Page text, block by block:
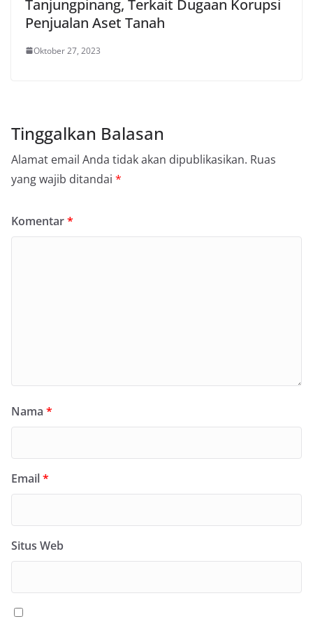
Tanjungpinang, Terkait Dugaan Korupsi
Penjualan Aset Tanah
Oktober 27, 2023
Tinggalkan Balasan
Alamat email Anda tidak akan dipublikasikan. Ruas
yang wajib ditandai *
Komentar*
Nama *
Email*
Situs Web